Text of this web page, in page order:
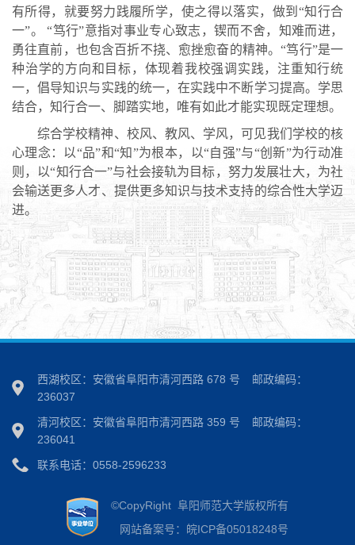
有所得，就要努力践履所学，使之得以落实，做到“知行合
一”。 “笃行”意指对事业专心致志，锲而不舍，知难而进，
勇往直前，也包含百折不挠、愈挫愈奋的精神。“笃行”是一
种治学的方向和目标，体现着我校强调实践，注重知行统
一，倡导知识与实践的统一，在实践中不断学习提高。学思
结合，知行合一、脚踏实地，唯有如此才能实现既定理想。
综合学校精神、校风、教风、学风，可见我们学校的核
心理念：以“品”和“知”为根本，以“自强”与“创新”为行动准
则，以“知行合一”与社会接轨为目标，努力发展壮大，为社
会输送更多人才、提供更多知识与技术支持的综合性大学迈
进。
西湖校区：安徽省阜阳市清河西路 678 号
邮政编码：
236037
清河校区：安徽省阜阳市清河西路 359 号
邮政编码：
236041
联系电话：0558-2596233
©CopyRight 阜阳师范大学版权所有
网站备案号：皖ICP备05018248号